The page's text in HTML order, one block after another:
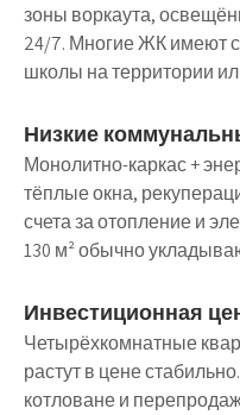
зоны воркаута,
24/7. Многие ЖК имеют
школы на территории
Низкие
Монолитно-каркас +
тёплые окна,
счета за отопление и
130 м² обычно
Инвестиционная
Четырёхкомнатные
растут в цене
котловане и